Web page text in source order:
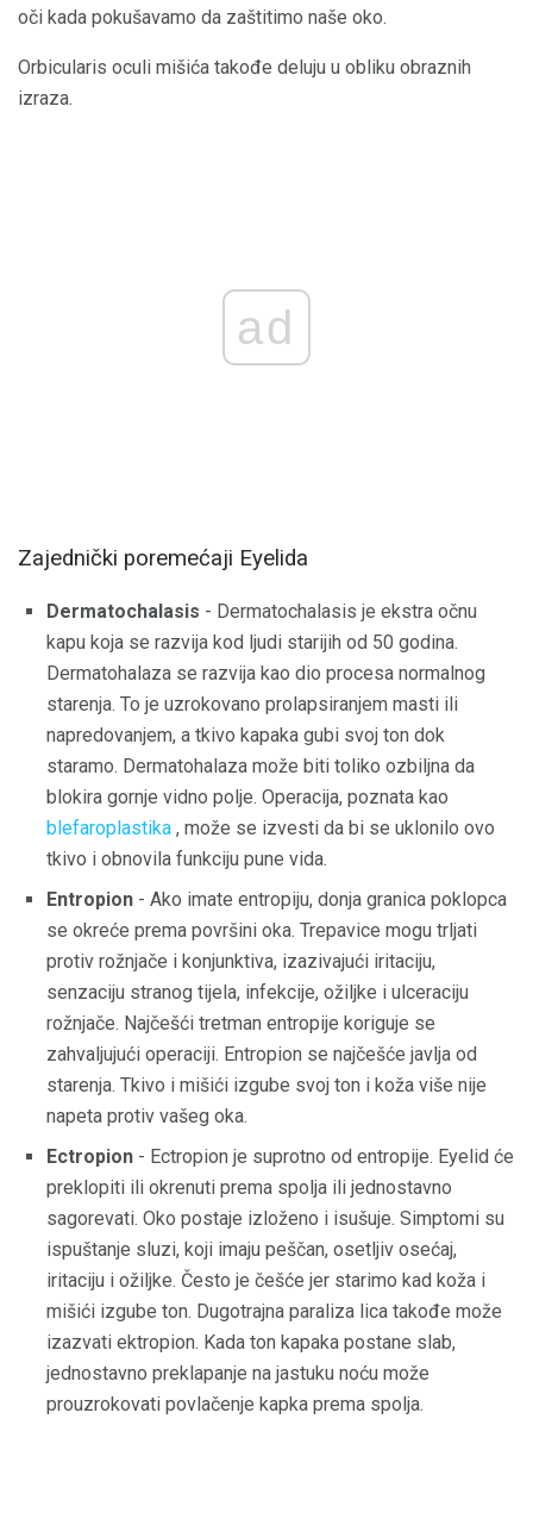
oči kada pokušavamo da zaštitimo naše oko.
Orbicularis oculi mišića takođe deluju u obliku obraznih
izraza.
ad
Zajednički poremećaji Eyelida
Dermatochalasis - Dermatochalasis je ekstra očnu
kapu koja se razvija kod ljudi starijih od 50 godina.
Dermatohalaza se razvija kao dio procesa normalnog
starenja. To je uzrokovano prolapsiranjem masti ili
napredovanjem, a tkivo kapaka gubi svoj ton dok
staramo. Dermatohalaza može biti toliko ozbiljna da
blokira gornje vidno polje. Operacija, poznata kao
blefaroplastika , može se izvesti da bi se uklonilo ovo
tkivo i obnovila funkciju pune vida.
Entropion - Ako imate entropiju, donja granica poklopca
se okreće prema površini oka. Trepavice mogu trljati
protiv rožnjače i konjunktiva, izazivajući iritaciju,
senzaciju stranog tijela, infekcije, ožiljke i ulceraciju
rožnjače. Najčešći tretman entropije koriguje se
zahvaljujući operaciji. Entropion se najčešće javlja od
starenja. Tkivo i mišići izgube svoj ton i koža više nije
napeta protiv vašeg oka.
Ectropion - Ectropion je suprotno od entropije. Eyelid će
preklopiti ili okrenuti prema spolja ili jednostavno
sagorevati. Oko postaje izloženo i isušuje. Simptomi su
ispuštanje sluzi, koji imaju peščan, osetljiv osećaj,
iritaciju i ožiljke. Često je češće jer starimo kad koža i
mišići izgube ton. Dugotrajna paraliza lica takođe može
izazvati ektropion. Kada ton kapaka postane slab,
jednostavno preklapanje na jastuku noću može
prouzrokovati povlačenje kapka prema spolja.